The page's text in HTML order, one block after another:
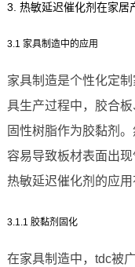
3. 热敏延迟催化剂在家居
3.1 家具制造中的应用
家具制造是个性化定
具生产过程中，胶合
固性树脂作为胶黏剂
容易导致板材表面出
热敏延迟催化剂的应用
3.1.1 胶黏剂固化
在家具制造中，tdc被